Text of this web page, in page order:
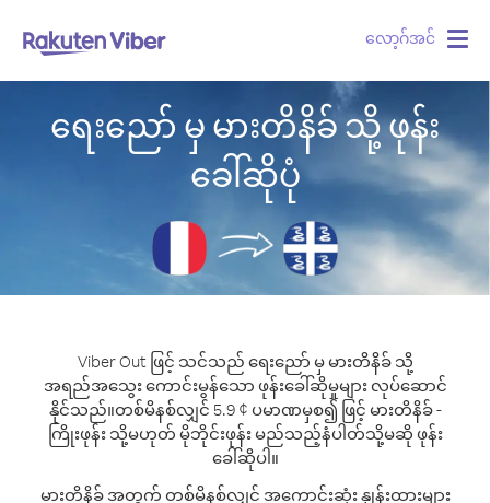
လော့ဂ်အင်
ရေးညော် မှ မားတိနိခ် သို့ ဖုန်း
ခေါ်ဆိုပုံ
Viber Out ဖြင့် သင်သည် ရေးညော် မှ မားတိနိခ် သို့
အရည်အသွေး ကောင်းမွန်သော ဖုန်းခေါ်ဆိုမှုများ လုပ်ဆောင်
နိုင်သည်။တစ်မိနစ်လျှင် 5.9 ¢ ပမာဏမှစ၍ ဖြင့် မားတိနိခ် -
ကြိုးဖုန်း သို့မဟုတ် မိုဘိုင်းဖုန်း မည်သည့်နံပါတ်သို့မဆို ဖုန်း
ခေါ်ဆိုပါ။
မားတိနိခ် အတွက် တစ်မိနစ်လျှင် အကောင်းဆုံး နှုန်းထားများ